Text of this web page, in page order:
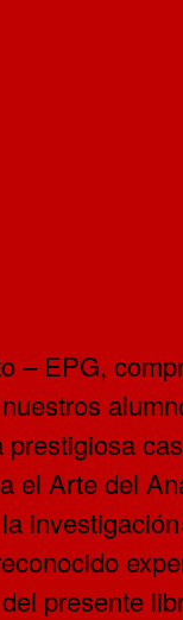
– EPG,
el Arte del
presente